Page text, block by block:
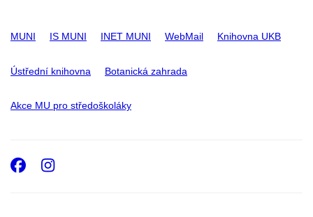
MUNI IS MUNI INET MUNI WebMail Knihovna UKB
Ústřední knihovna Botanická zahrada
Akce MU pro středoškoláky
Facebook
Instagram